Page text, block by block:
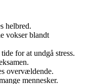
helbred.
vokser blandt
for at undgå stress.
overvældende.
mennesker.